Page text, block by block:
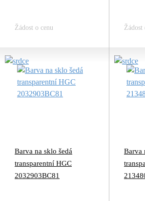
Žádost o cenu Žádost
Barva na sklo šedá
transparentní HGC
2032903BC81
Barva